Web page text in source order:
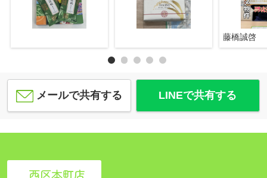
藤橋誠啓
メールで共有する LINEで共有する
西区本町店